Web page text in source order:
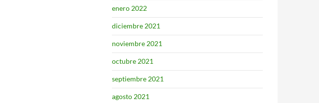
enero 2022
diciembre 2021
noviembre 2021
octubre 2021
septiembre 2021
agosto 2021